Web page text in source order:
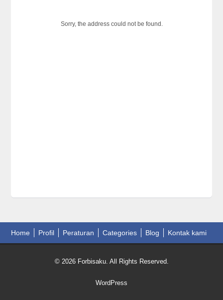
Sorry, the address could not be found.
Home Profil Peraturan Categories Blog Kontak kami
© 2026 Forbisaku. All Rights Reserved.
WordPress